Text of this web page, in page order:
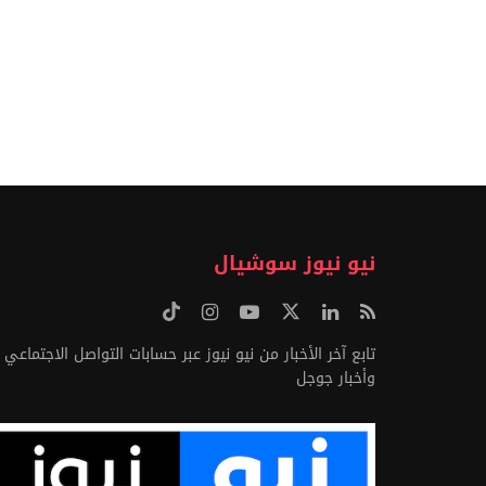
نيو نيوز سوشيال
تابع آخر الأخبار من نيو نيوز عبر حسابات التواصل الاجتماعي
وأخبار جوجل